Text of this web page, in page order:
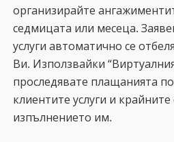
организирайте
седмицата или месеца.
услуги автоматично се
Ви. Използвайки
проследявате плащанията
клиентите услуги и крайните
изпълнението им.